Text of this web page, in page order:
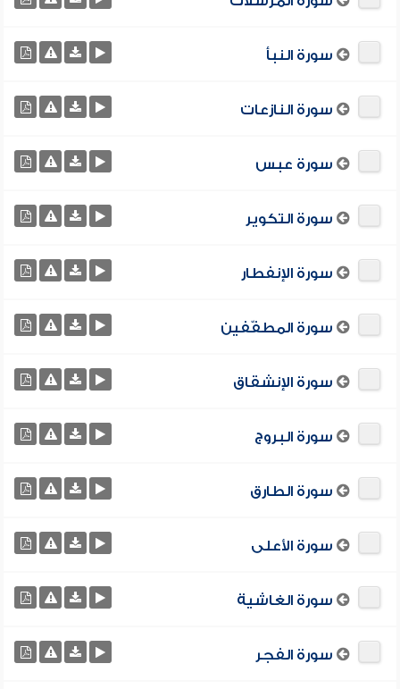
سورة النبأ
سورة النازعات
سورة عبس
سورة التكوير
سورة الإنفطار
سورة المطفّفين
سورة الإنشقاق
سورة البروج
سورة الطارق
سورة الأعلى
سورة الغاشية
سورة الفجر